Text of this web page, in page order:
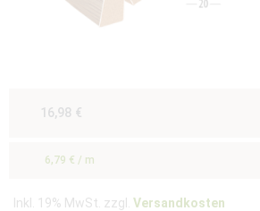
16,98 €
6,79 € / m
Inkl. 19% MwSt. zzgl. Versandkosten